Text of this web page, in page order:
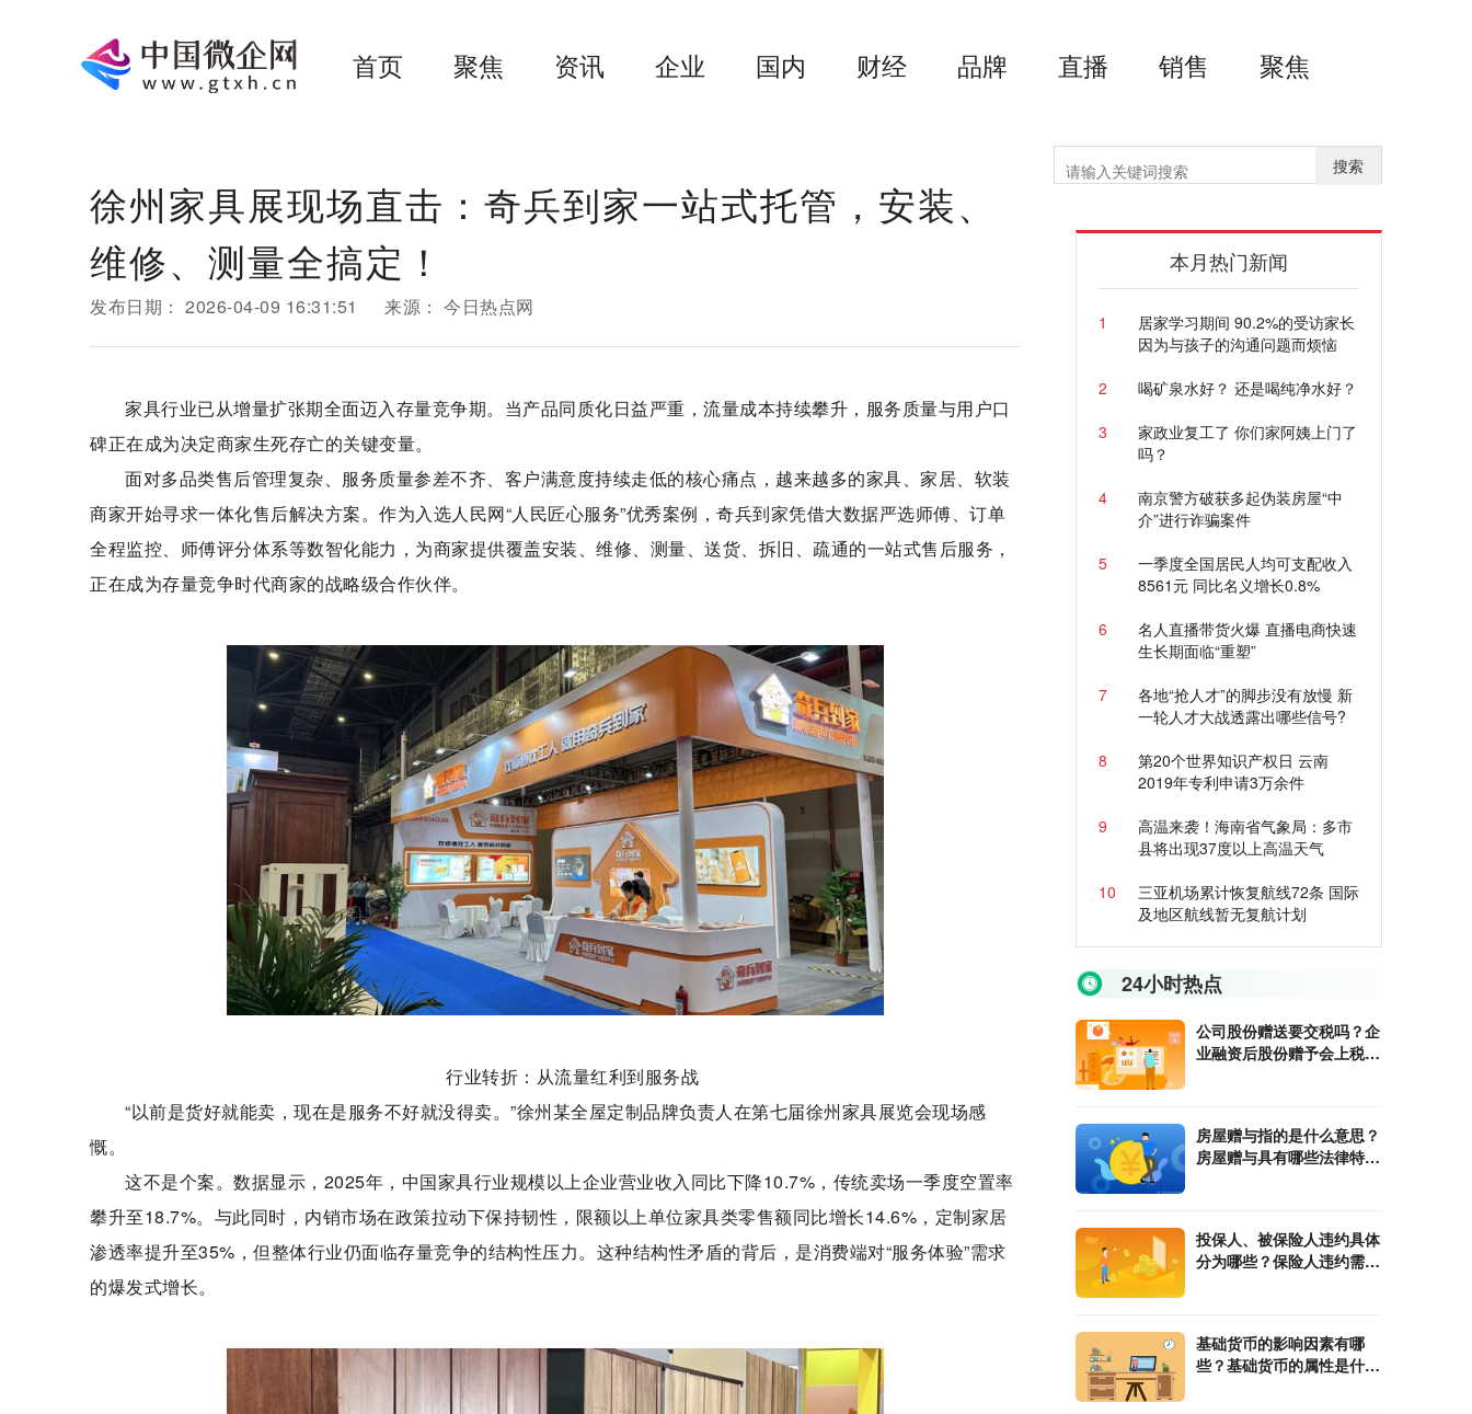
首页 聚焦 资讯 企业 国内 财经 品牌 直播 销售 聚焦
徐州家具展现场直击：奇兵到家一站式托管，安装、
维修、测量全搞定！
发布日期： 2026-04-09 16:31:51 来源： 今日热点网
家具行业已从增量扩张期全面迈入存量竞争期。当产品同质化日益严重，流量成本持续攀升，服务质量与用户口
碑正在成为决定商家生死存亡的关键变量。
面对多品类售后管理复杂、服务质量参差不齐、客户满意度持续走低的核心痛点，越来越多的家具、家居、软装
商家开始寻求一体化售后解决方案。作为入选人民网“人民匠心服务”优秀案例，奇兵到家凭借大数据严选师傅、订单
全程监控、师傅评分体系等数智化能力，为商家提供覆盖安装、维修、测量、送货、拆旧、疏通的一站式售后服务，
正在成为存量竞争时代商家的战略级合作伙伴。
行业转折：从流量红利到服务战
“以前是货好就能卖，现在是服务不好就没得卖。”徐州某全屋定制品牌负责人在第七届徐州家具展览会现场感
慨。
这不是个案。数据显示，2025年，中国家具行业规模以上企业营业收入同比下降10.7%，传统卖场一季度空置率
攀升至18.7%。与此同时，内销市场在政策拉动下保持韧性，限额以上单位家具类零售额同比增长14.6%，定制家居
渗透率提升至35%，但整体行业仍面临存量竞争的结构性压力。这种结构性矛盾的背后，是消费端对“服务体验”需求
的爆发式增长。
搜索
本月热门新闻
1
居家学习期间 90.2%的受访家长
因为与孩子的沟通问题而烦恼
2
喝矿泉水好？ 还是喝纯净水好？
3
家政业复工了 你们家阿姨上门了
吗？
4
南京警方破获多起伪装房屋“中
介”进行诈骗案件
5
一季度全国居民人均可支配收入
8561元 同比名义增长0.8%
6
名人直播带货火爆 直播电商快速
生长期面临“重塑”
7
各地“抢人才”的脚步没有放慢 新
一轮人才大战透露出哪些信号?
8
第20个世界知识产权日 云南
2019年专利申请3万余件
9
高温来袭！海南省气象局：多市
县将出现37度以上高温天气
10
三亚机场累计恢复航线72条 国际
及地区航线暂无复航计划
24小时热点
公司股份赠送要交税吗？企
业融资后股份赠予会上税
房屋赠与指的是什么意思？
房屋赠与具有哪些法律特
投保人、被保险人违约具体
分为哪些？保险人违约需要
基础货币的影响因素有哪
些？基础货币的属性是什